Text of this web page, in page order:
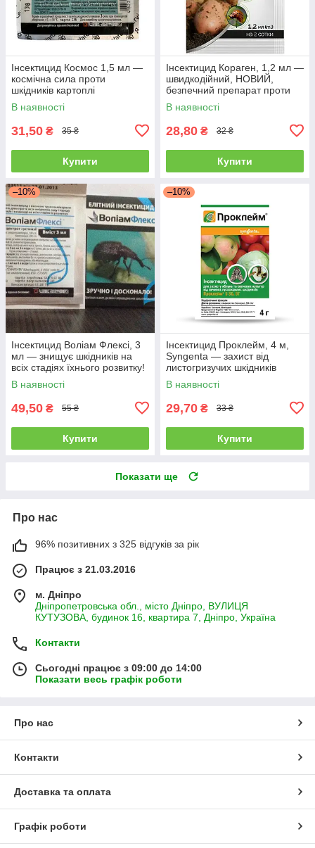
Інсектицид Космос 1,5 мл —
космічна сила проти
шкідників картоплі
(колорадський жук, дрот, тля)
В наявності
31,50 ₴ 35 ₴
Купити
Інсектицид Кораген, 1,2 мл —
швидкодійний, НОВИЙ,
безпечний препарат проти
плодорубки та коларадського
жука
В наявності
28,80 ₴ 32 ₴
Купити
–10%
Інсектицид Воліам Флексі, 3
мл — знищує шкідників на
всіх стадіях їхнього розвитку!
В наявності
49,50 ₴ 55 ₴
Купити
–10%
Інсектицид Проклейм, 4 м,
Syngenta — захист від
листогризучих шкідників
В наявності
29,70 ₴ 33 ₴
Купити
Показати ще
Про нас
96% позитивних з 325 відгуків за рік
Працює з 21.03.2016
м. Дніпро
Дніпропетровська обл., місто Дніпро, ВУЛИЦЯ
КУТУЗОВА, будинок 16, квартира 7, Дніпро, Україна
Контакти
Сьогодні працює з 09:00 до 14:00
Показати весь графік роботи
Про нас
Контакти
Доставка та оплата
Графік роботи